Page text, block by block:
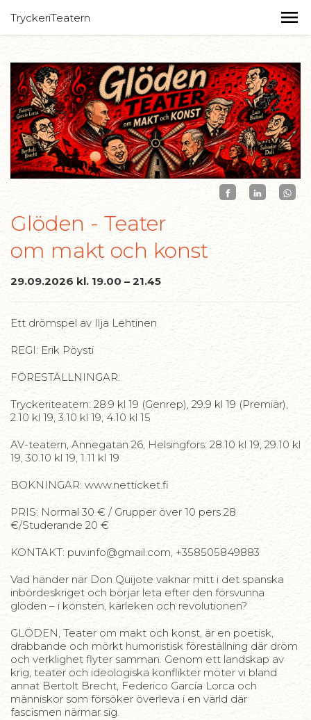
TryckeriTeatern
Glöden - Teater
om makt och konst
29.09.2026 kl. 19.00 – 21.45
Ett drömspel av Ilja Lehtinen
REGI: Erik Pöysti
FÖRESTÄLLNINGAR:
Tryckeriteatern: 28.9 kl 19 (Genrep), 29.9 kl 19 (Premiär),
2.10 kl 19, 3.10 kl 19, 4.10 kl 15
AV-teatern, Annegatan 26, Helsingfors: 28.10 kl 19, 29.10 kl
19, 30.10 kl 19, 1.11 kl 19
BOKNINGAR: www.netticket.fi
PRIS: Normal 30 € / Grupper över 10 pers 28
€/Studerande 20 €
KONTAKT: puv.info@gmail.com, +358505849883
Vad händer när Don Quijote vaknar mitt i det spanska
inbördeskriget och börjar leta efter den försvunna
glöden – i konsten, kärleken och revolutionen?
GLÖDEN, Teater om makt och konst, är en poetisk,
drabbande och mörkt humoristisk föreställning där dröm
och verklighet flyter samman. Genom ett landskap av
krig, teater och ideologiska konflikter möter vi bland
annat Bertolt Brecht, Federico García Lorca och
människor som försöker överleva i en värld där
fascismen närmar sig.